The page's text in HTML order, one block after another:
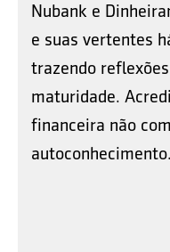
Nubank e
e suas vertentes
trazendo
maturidade.
financeira não
autoconhecimento.